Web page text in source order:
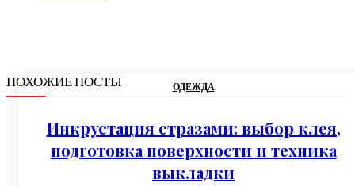
ПОХОЖИЕ ПОСТЫ ОДЕЖДА
Инкрустация стразами: выбор клея,
подготовка поверхности и техника
выкладки